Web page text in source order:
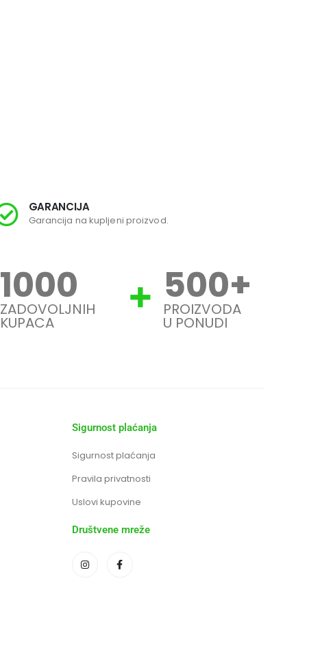
GARANCIJA
Garancija na kupljeni proizvod.
1000
ZADOVOLJNIH
KUPACA
500+
PROIZVODA
U PONUDI
Sigurnost plaćanja
Sigurnost plaćanja
Pravila privatnosti
Uslovi kupovine
Društvene mreže